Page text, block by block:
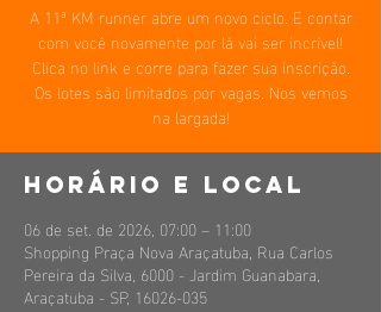
A 11ª KM runner abre um novo ciclo. E contar
com você novamente por lá vai ser incrível!
Clica no link e corre para fazer sua inscrição.
Os lotes são limitados por vagas. Nos vemos
na largada!
Horário e local
06 de set. de 2026, 07:00 – 11:00
Shopping Praça Nova Araçatuba, Rua Carlos
Pereira da Silva, 6000 - Jardim Guanabara,
Araçatuba - SP, 16026-035